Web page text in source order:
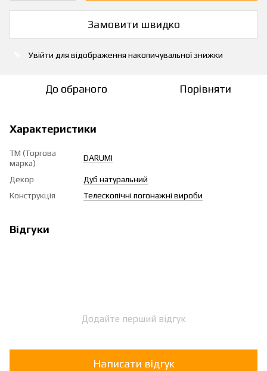
Замовити швидко
Увійти для відображення накопичувальної знижки
До обраного Порівняти
Характеристики
ТМ (Торгова
марка)
DARUMI
Декор
Дуб натуральний
Конструкція
Телескопічні погонажні вироби
Відгуки
Додайте перший відгук
Написати відгук